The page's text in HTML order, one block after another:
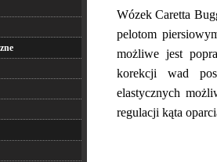
Wózek Caretta
pelotom
możliwe jest
korekcji wad
elastycznych
regulacji kąta